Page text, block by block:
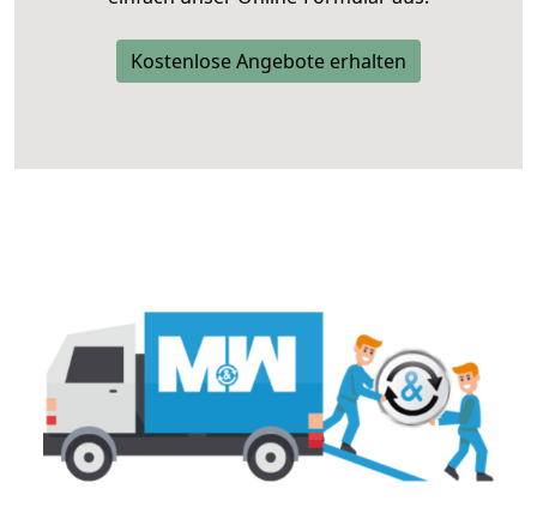
Kostenlose Angebote erhalten